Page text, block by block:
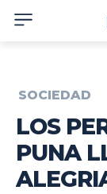
SOCIEDAD
LOS
PUNA